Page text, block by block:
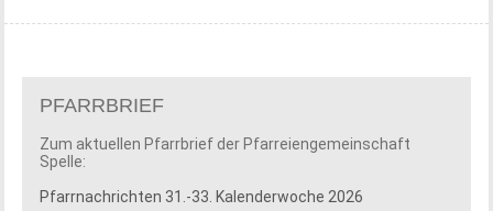
PFARRBRIEF
Zum aktuellen Pfarrbrief der Pfarreiengemeinschaft
Spelle:
Pfarrnachrichten 31.-33. Kalenderwoche 2026